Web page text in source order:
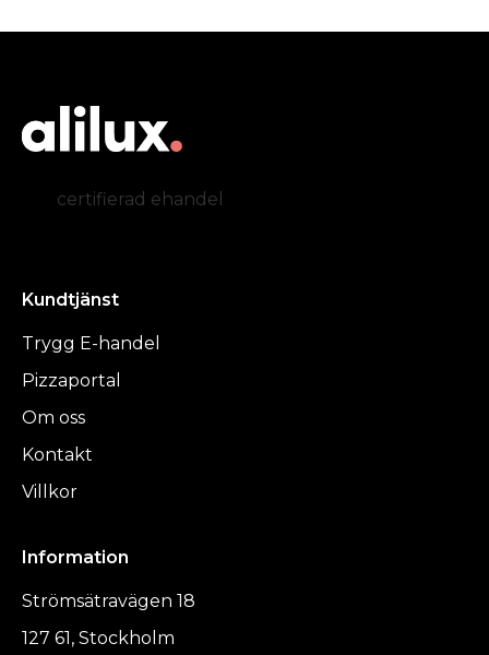
certifierad ehandel
Kundtjänst
Trygg E-handel
Pizzaportal
Om oss
Kontakt
Villkor
Information
Strömsätravägen 18
127 61, Stockholm